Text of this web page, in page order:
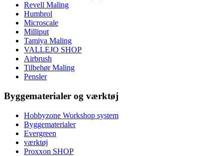
Revell Maling
Humbrol
Microscale
Milliput
Tamiya Maling
VALLEJO SHOP
Airbrush
Tilbehør Maling
Pensler
Byggematerialer og værktøj
Hobbyzone Workshop system
Byggematerialer
Evergreen
værktøj
Proxxon SHOP